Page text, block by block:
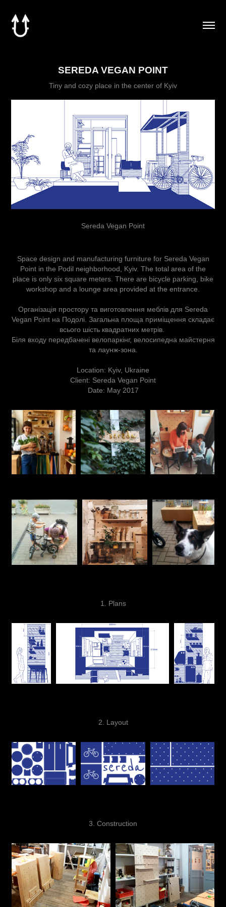
SEREDA VEGAN POINT
Tiny and cozy place in the center of Kyiv
Sereda Vegan Point
Space design and manufacturing furniture for Sereda Vegan
Point in the Podil neighborhood, Kyiv. The total area of the
place is only six square meters. There are bicycle parking, bike
workshop and a lounge area provided at the entrance.
Організація простору та виготовлення меблів для Sereda
Vegan Point на Подолі. Загальна площа приміщення складає
всього шість квадратних метрів.
Біля входу передбачені велопаркінг, велосипедна майстерня
та лаунж-зона.
Location: Kyiv, Ukraine
Client: Sereda Vegan Point
Date: May 2017
1. Plans​​​​​​​
2. Layout
3. Construction